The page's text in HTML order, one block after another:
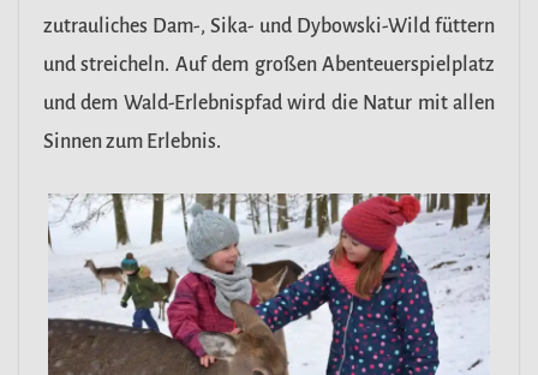
zutrauliches Dam-, Sika- und Dybowski-Wild füttern
und streicheln. Auf dem großen Abenteuerspielplatz
und dem Wald-Erlebnispfad wird die Natur mit allen
Sinnen zum Erlebnis.